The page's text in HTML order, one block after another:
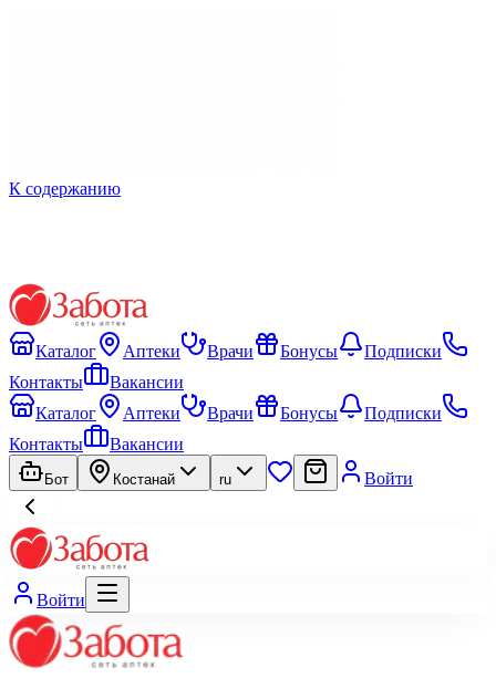
К содержанию
Каталог Аптеки Врачи Бонусы
Подписки
Контакты
Вакансии
Каталог
Аптеки Врачи Бонусы
Подписки
Контакты
Вакансии
Бот Костанай ru Войти
Войти